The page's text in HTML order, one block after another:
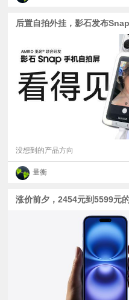
后置自拍外挂，影石发布
没想到的产品方向
量衡
涨价前夕，2454元到5599元